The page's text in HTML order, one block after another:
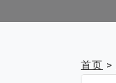
首页 >